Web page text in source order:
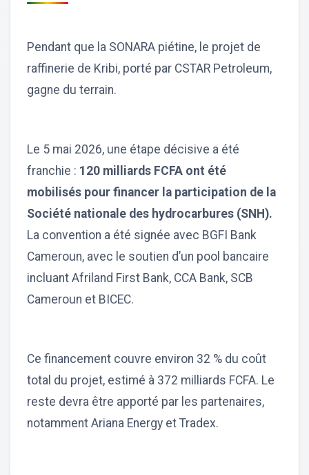
Pendant que la SONARA piétine, le projet de
raffinerie de Kribi, porté par CSTAR Petroleum,
gagne du terrain.
Le 5 mai 2026, une étape décisive a été
franchie : 120 milliards FCFA ont été
mobilisés pour financer la participation de la
Société nationale des hydrocarbures (SNH).
La convention a été signée avec BGFI Bank
Cameroun, avec le soutien d’un pool bancaire
incluant Afriland First Bank, CCA Bank, SCB
Cameroun et BICEC.
Ce financement couvre environ 32 % du coût
total du projet, estimé à 372 milliards FCFA. Le
reste devra être apporté par les partenaires,
notamment Ariana Energy et Tradex.